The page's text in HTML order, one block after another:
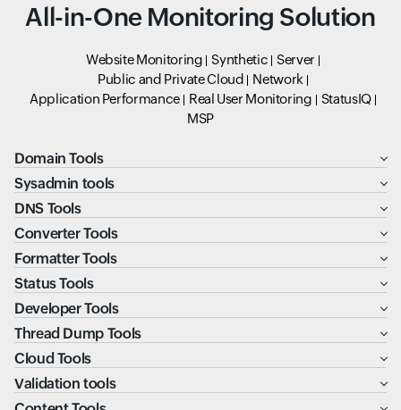
All-in-One Monitoring Solution
Website Monitoring Synthetic
Server
Public and Private Cloud
Network
Application Performance
Real User Monitoring
StatusIQ
MSP
Domain Tools
Sysadmin tools
DNS Tools
Converter Tools
Formatter Tools
Status Tools
Developer Tools
Thread Dump Tools
Cloud Tools
Validation tools